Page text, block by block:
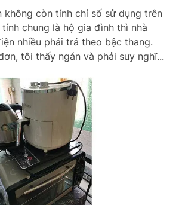
không còn tính chỉ số sử dụng trên
chung là hộ gia đình thì nhà
nhiều phải trả theo bậc thang.
tôi thấy ngán và phải suy nghĩ...